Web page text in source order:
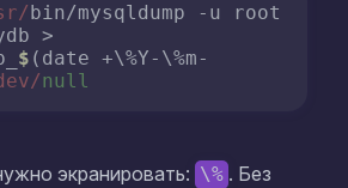
bin/mysqldump -u root
$ (date +\%Y-\%m-
null
экранировать: \% . Без